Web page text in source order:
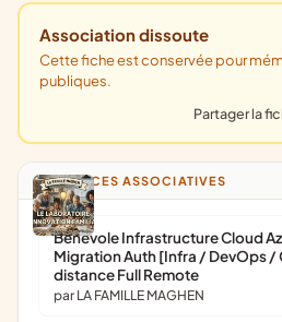
Association dissoute
Cette fiche est conservée pour mémoire à partir des données
publiques.
Partager la
ANNONCES ASSOCIATIVES
Bénévole Infrastructure Cloud
Migration Auth [Infra / DevOps /
distance Full Remote
par LA FAMILLE MAGHEN